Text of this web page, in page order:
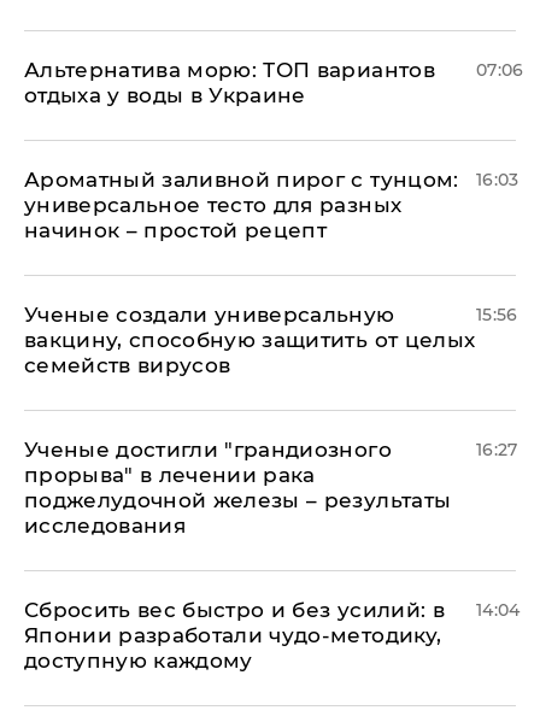
Альтернатива морю: ТОП вариантов
отдыха у воды в Украине
07:06
Ароматный заливной пирог с тунцом:
универсальное тесто для разных
начинок – простой рецепт
16:03
Ученые создали универсальную
вакцину, способную защитить от целых
семейств вирусов
15:56
Ученые достигли "грандиозного
прорыва" в лечении рака
поджелудочной железы – результаты
исследования
16:27
Сбросить вес быстро и без усилий: в
Японии разработали чудо-методику,
доступную каждому
14:04